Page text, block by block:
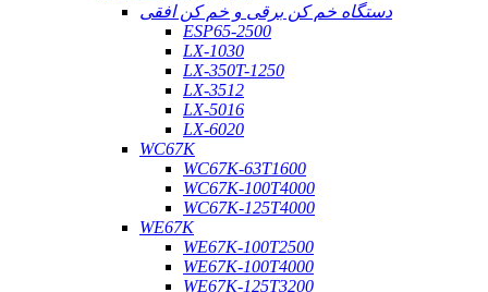
دستگاه خم کن برقی و خم کن افقی
ESP65-2500
LX-1030
LX-350T-1250
LX-3512
LX-5016
LX-6020
WC67K
WC67K-63T1600
WC67K-100T4000
WC67K-125T4000
WE67K
WE67K-100T2500
WE67K-100T4000
WE67K-125T3200